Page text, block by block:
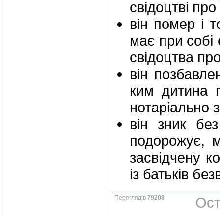
свідоцтві
він помер і
має при собі
свідоцтва
він
ким дитина
нотаріально
він зник
подорожує,
засвідчену
із батьків
Переглядів 79208